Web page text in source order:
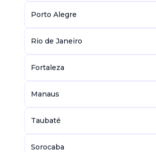
Porto Alegre
Rio de Janeiro
Fortaleza
Manaus
Taubaté
Sorocaba